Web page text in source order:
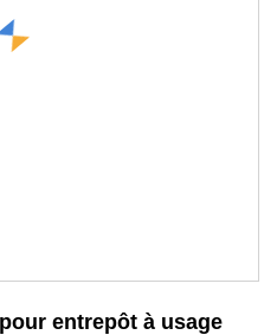
entrepôt à usage